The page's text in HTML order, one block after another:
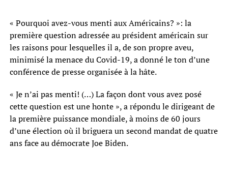
« Pourquoi avez-vous menti aux Américains? »: la
première question adressée au président américain sur
les raisons pour lesquelles il a, de son propre aveu,
minimisé la menace du Covid-19, a donné le ton d’une
conférence de presse organisée à la hâte.
« Je n’ai pas menti! (…) La façon dont vous avez posé
cette question est une honte », a répondu le dirigeant de
la première puissance mondiale, à moins de 60 jours
d’une élection où il briguera un second mandat de quatre
ans face au démocrate Joe Biden.